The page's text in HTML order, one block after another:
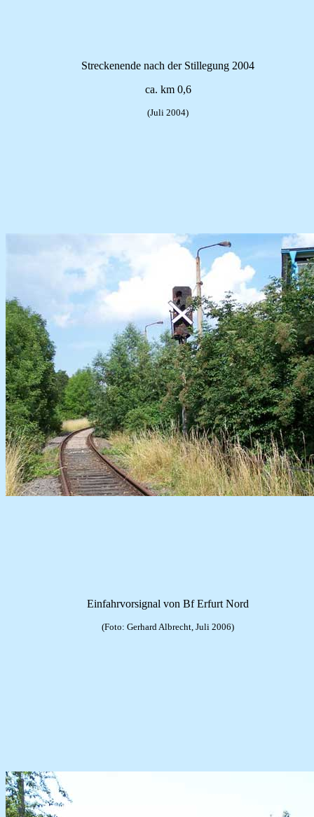
Streckenende nach der Stillegung 2004
ca. km 0,6
(Juli 2004)
Einfahrvorsignal von Bf Erfurt Nord
(Foto: Gerhard Albrecht, Juli 2006)